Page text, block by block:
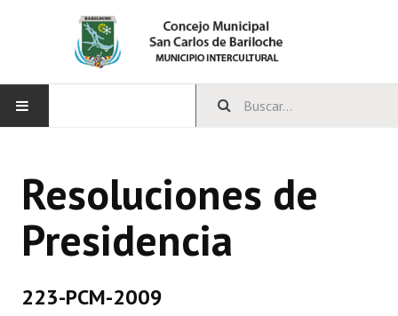
CONCEJO
Bloques Políticos
Comisiones Permanentes
Resoluciones de
Presidencia
223-PCM-2009